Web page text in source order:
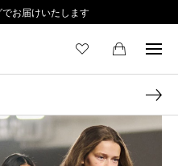
お届けいたします